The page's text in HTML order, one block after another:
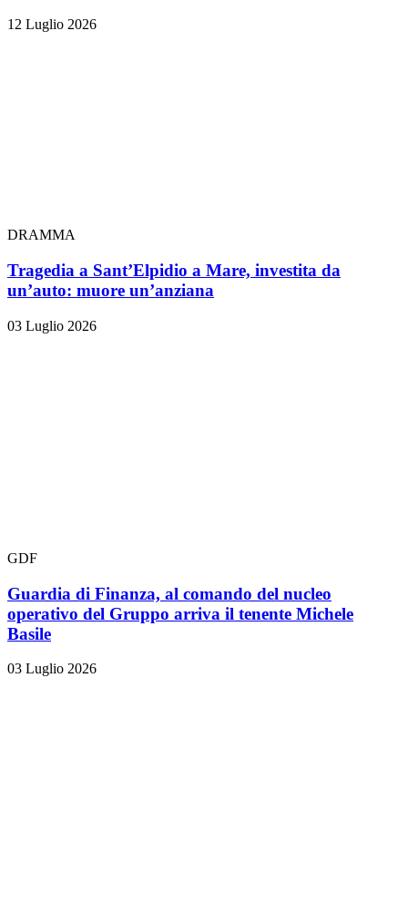
12 Luglio 2026
DRAMMA
Tragedia a Sant’Elpidio a Mare, investita da
un’auto: muore un’anziana
03 Luglio 2026
GDF
Guardia di Finanza, al comando del nucleo
operativo del Gruppo arriva il tenente Michele
Basile
03 Luglio 2026